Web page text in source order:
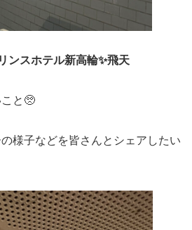
ンスホテル新高輪✨飛天
と🥺
様子などを皆さんとシェアしたい